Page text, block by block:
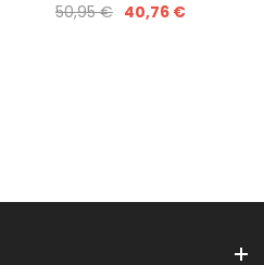
ROSES
50,95 € 40,76 €